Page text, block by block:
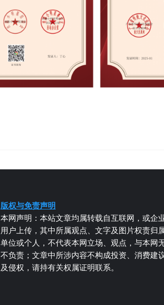
版权与免责声明
本网声明：本站文章均属转载自互联网，或企
用户上传，其中所属观点、文字及图片权责归
单位或个人，不代表本网立场、观点，与本网
不负责；文章中所涉内容不构成投资、消费建
及侵权，请持有关权属证明联系。